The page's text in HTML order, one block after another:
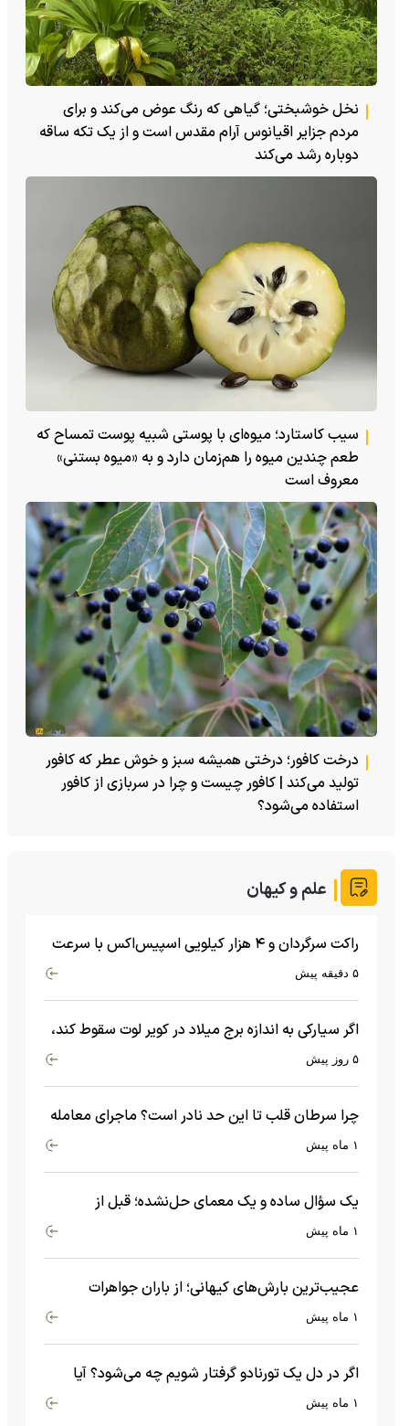
نخل خوشبختی؛ گیاهی که رنگ عوض می‌کند و برای
مردم جزایر اقیانوس آرام مقدس است و از یک تکه ساقه
دوباره رشد می‌کند
سیب کاستارد؛ میوه‌ای با پوستی شبیه پوست تمساح که
طعم چندین میوه را هم‌زمان دارد و به «میوه بستنی»
معروف است
درخت کافور؛ درختی همیشه سبز و خوش عطر که کافور
تولید می‌کند | کافور چیست و چرا در سربازی از کافور
استفاده می‌شود؟
علم و کیهان
راکت سرگردان و ۴ هزار کیلویی اسپیس‌اکس با سرعت
هشت هزار و ۶۹۰ کیلومتر در ساعت به ماه برخورد کرد
۵ دقیقه پیش
اگر سیارکی به اندازه برج میلاد در کویر لوت سقوط کند،
چه اتفاقی می‌افتد؟
۵ روز پیش
چرا سرطان قلب تا این حد نادر است؟ ماجرای معامله
عجیبی که در بدن اتفاق می‌افتد!۱ ماه پیش
یک سؤال ساده و یک معمای حل‌نشده؛ قبل از
بیگ‌بنگ و آغاز جهان چه چیزی وجود داشت؟۱ ماه پیش
عجیب‌ترین بارش‌های کیهانی؛ از باران جواهرات
گران‌قیمت تا بارش آهن و شیشه۱ ماه پیش
اگر در دل یک تورنادو گرفتار شویم چه می‌شود؟ آیا
امکان زنده ماندن وجود دارد؟۱ ماه پیش